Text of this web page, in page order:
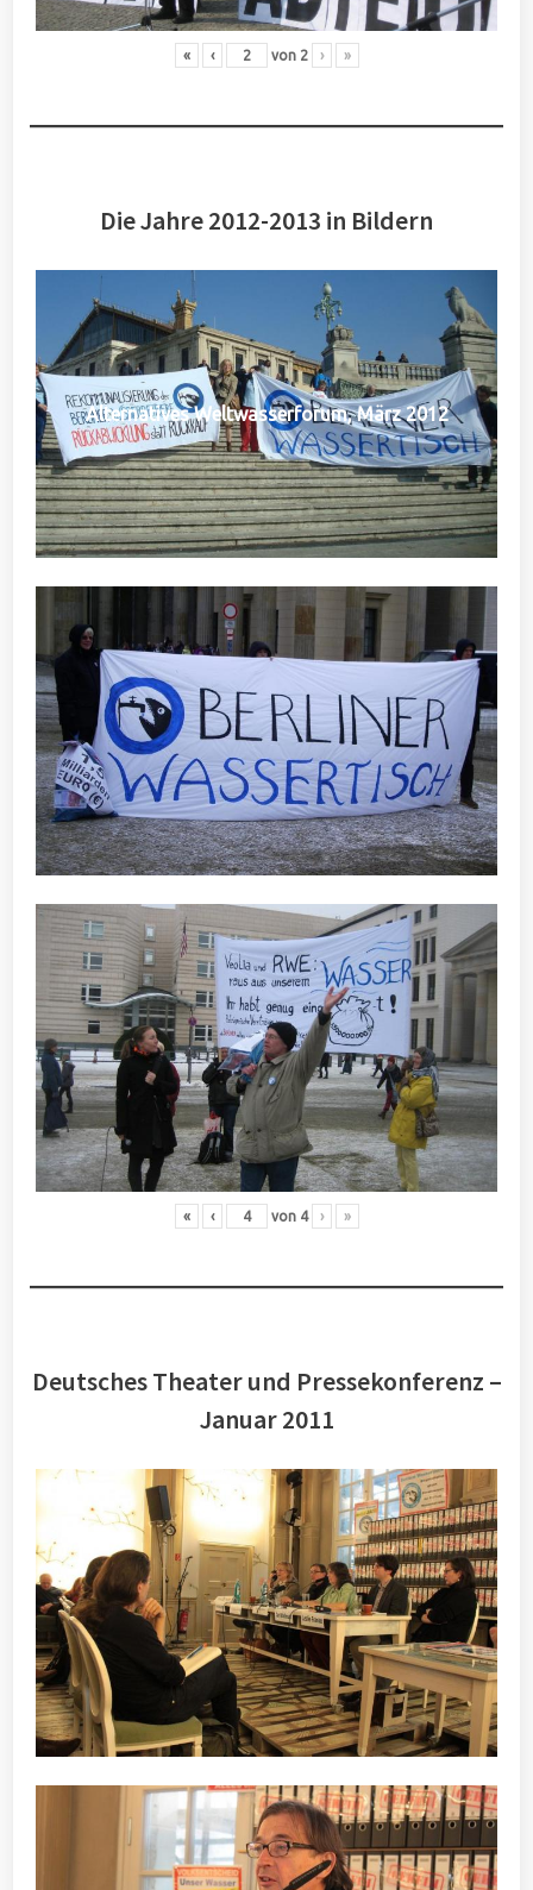
« ‹ von 2 › »
Die Jahre 2012-2013 in Bildern
Alternatives Weltwasserforum, März 2012
« ‹ von 4 › »
Deutsches Theater und Pressekonferenz –
Januar 2011